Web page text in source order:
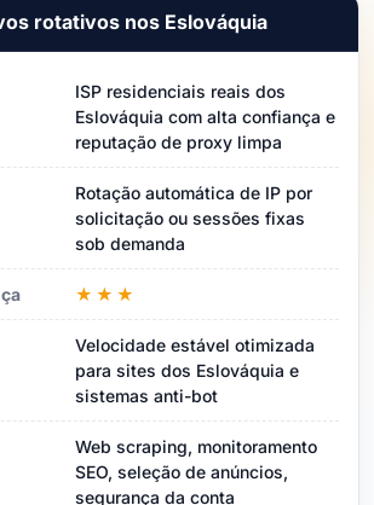
rotativos nos Eslováquia
ISP residenciais reais dos
Eslováquia com alta confiança e
reputação de proxy limpa
Rotação automática de IP por
solicitação ou sessões fixas
sob demanda
★★★
Velocidade estável otimizada
para sites dos Eslováquia e
sistemas anti-bot
Web scraping, monitoramento
SEO, seleção de anúncios,
segurança da conta